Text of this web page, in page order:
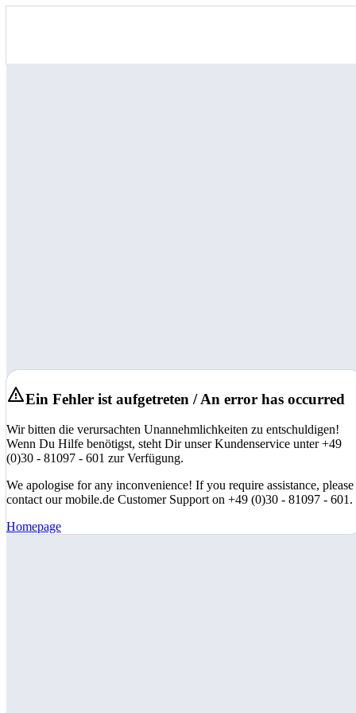
Ein Fehler ist aufgetreten / An error has occurred
Wir bitten die verursachten Unannehmlichkeiten zu entschuldigen!
Wenn Du Hilfe benötigst, steht Dir unser Kundenservice unter +49
(0)30 - 81097 - 601 zur Verfügung.
We apologise for any inconvenience! If you require assistance, please
contact our mobile.de Customer Support on +49 (0)30 - 81097 - 601.
Homepage